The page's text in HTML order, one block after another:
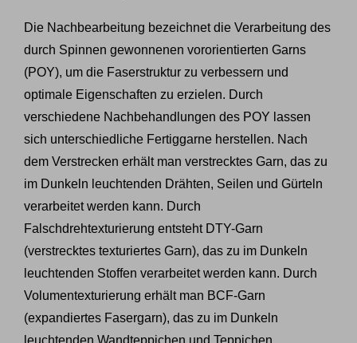
Die Nachbearbeitung bezeichnet die Verarbeitung des
durch Spinnen gewonnenen vororientierten Garns
(POY), um die Faserstruktur zu verbessern und
optimale Eigenschaften zu erzielen. Durch
verschiedene Nachbehandlungen des POY lassen
sich unterschiedliche Fertiggarne herstellen. Nach
dem Verstrecken erhält man verstrecktes Garn, das zu
im Dunkeln leuchtenden Drähten, Seilen und Gürteln
verarbeitet werden kann. Durch
Falschdrehtexturierung entsteht DTY-Garn
(verstrecktes texturiertes Garn), das zu im Dunkeln
leuchtenden Stoffen verarbeitet werden kann. Durch
Volumentexturierung erhält man BCF-Garn
(expandiertes Fasergarn), das zu im Dunkeln
leuchtenden Wandteppichen und Teppichen